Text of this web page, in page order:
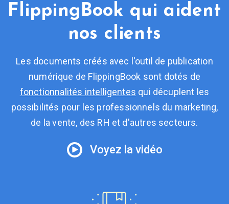
FlippingBook qui aident
nos clients
Les documents créés avec l'outil de publication
numérique de FlippingBook sont dotés de
fonctionnalités intelligentes qui décuplent les
possibilités pour les professionnels du marketing,
de la vente, des RH et d'autres secteurs.
Voyez la vidéo